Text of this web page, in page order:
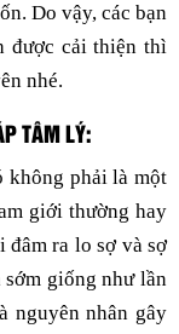
Do vậy, các bạn
được cải thiện thì
nhé.
TÂM LÝ:
không phải là một
giới thường hay
ra lo sợ và sợ
giống như lần
nguyên nhân gây